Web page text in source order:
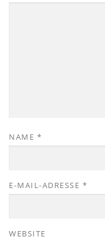
NAME *
E-MAIL-ADRESSE *
WEBSITE